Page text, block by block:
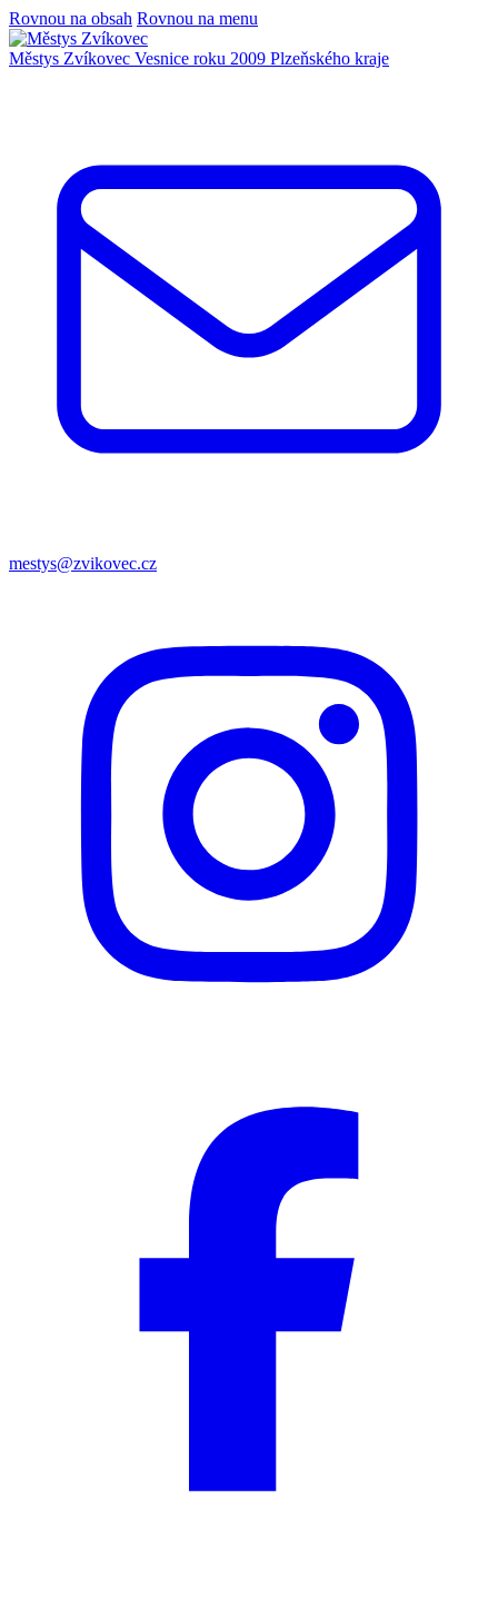
Rovnou na obsah Rovnou na menu
Městys Zvíkovec Vesnice roku 2009 Plzeňského kraje
mestys@zvikovec.cz